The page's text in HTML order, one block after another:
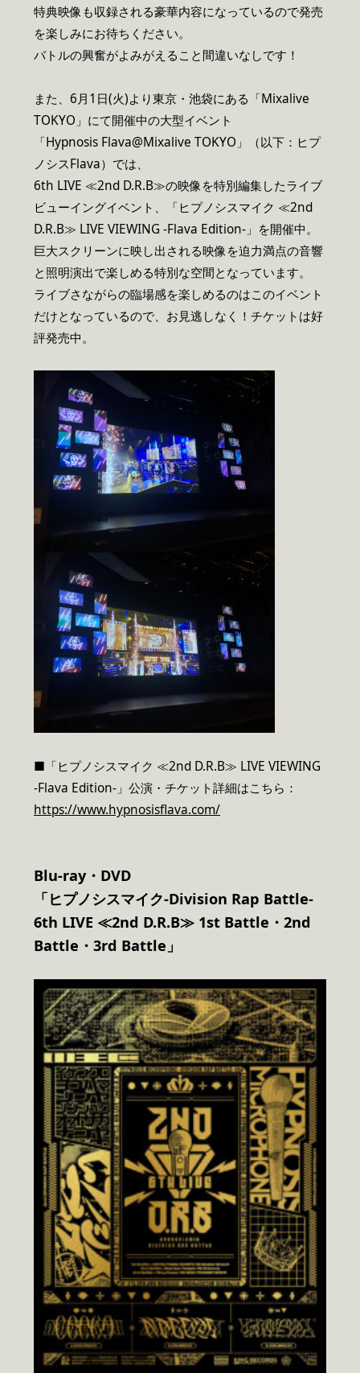
特典映像も収録される豪華内容になっているので発売
を楽しみにお待ちください。
バトルの興奮がよみがえること間違いなしです！
また、6月1日(火)より東京・池袋にある「Mixalive
TOKYO」にて開催中の大型イベント
「Hypnosis Flava@Mixalive TOKYO」（以下：ヒプ
ノシスFlava）では、
6th LIVE ≪2nd D.R.B≫の映像を特別編集したライブ
ビューイングイベント、「ヒプノシスマイク ≪2nd
D.R.B≫ LIVE VIEWING -Flava Edition-」を開催中。
巨大スクリーンに映し出される映像を迫力満点の音響
と照明演出で楽しめる特別な空間となっています。
ライブさながらの臨場感を楽しめるのはこのイベント
だけとなっているので、お見逃しなく！チケットは好
評発売中。
■「ヒプノシスマイク ≪2nd D.R.B≫ LIVE VIEWING
-Flava Edition-」公演・チケット詳細はこちら：
https://www.hypnosisflava.com/
Blu-ray・DVD
「ヒプノシスマイク-Division Rap Battle-
6th LIVE ≪2nd D.R.B≫ 1st Battle・2nd
Battle・3rd Battle」